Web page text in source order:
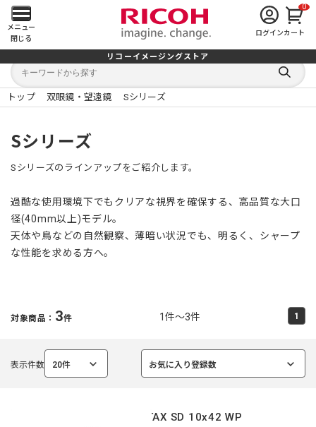
メ
イ
ン
メ
ニ
ュ
ー
を
開
メニュー
閉じる
ログイン
0
カート
リコーイメージングストア
キ
ワ
ー
キ
検
索
る
トップ 双眼鏡・望遠鏡 Sシリーズ
Sシリーズ
Sシリーズのラインアップをご紹介します。
過酷な使用環境下でもクリアな視界を確保する、高品質な大口
径(40mm以上)モデル。
天体や鳥などの自然観察、薄暗い状況でも、明るく、シャープ
な性能を求める方へ。
対象商品： 3件 1件～3件 1
表示件数 20件
選
お気に入り登録数
選
PENTAX SD 10x42 WP